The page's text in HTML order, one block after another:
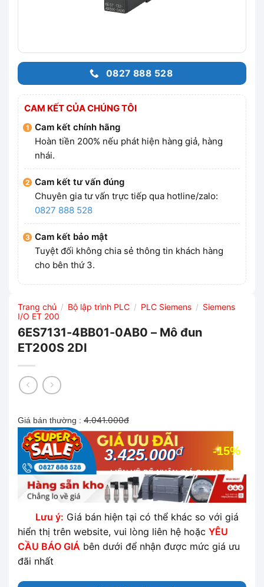
0827 888 528
CAM KẾT CỦA CHÚNG TÔI
Cam kết chính hãng
Hoàn tiền 200% nếu phát hiện hàng giả, hàng
nhái.
Cam kết tư vấn đúng
Chuyên gia tư vấn trực tiếp qua hotline/zalo:
0827 888 528
Cam kết bảo mật
Tuyệt đối không chia sẻ thông tin khách hàng
cho bên thứ 3.
Trang chủ / Bộ lập trình PLC / PLC Siemens / Siemens
I/O ET 200
6ES7131-4BB01-0AB0 – Mô đun
ET200S 2DI
Giá bán thường : 4.041.000đ
-15%
3.425.000đ
LIÊN HỆ ĐỂ NHẬN GIÁ CẠNH TRANH
NHẤT THỊ TRƯỜNG
Lưu ý: Giá bán hiện tại có thể khác so với giá
hiển thị trên website, vui lòng liên hệ hoặc YÊU
CẦU BÁO GIÁ bên dưới để nhận được mức giá ưu
đãi nhất